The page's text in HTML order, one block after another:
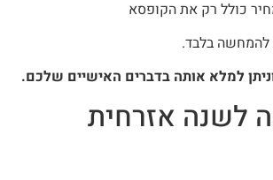
כולל רק את הקופסא
להמחשה בלבד.
למלא אותה בדברים האישיים שלכם.
לשנה אזרחית